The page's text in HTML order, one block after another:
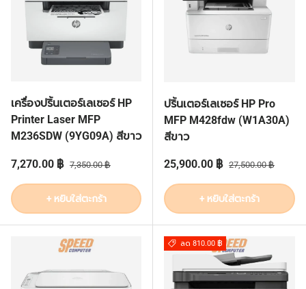
เครื่องปริ้นเตอร์เลเซอร์ HP
Printer Laser MFP
M236SDW (9YG09A) สีขาว
ราคาส่วนลด
7,270.00 ฿ ราคาปกติ
7,350.00 ฿
+ หยิบใส่ตะกร้า
ปริ้นเตอร์เลเซอร์ HP Pro
MFP M428fdw (W1A30A)
สีขาว
ราคาส่วนลด
25,900.00 ฿ ราคาปกติ
27,500.00 ฿
+ หยิบใส่ตะกร้า
ลด 810.00 ฿